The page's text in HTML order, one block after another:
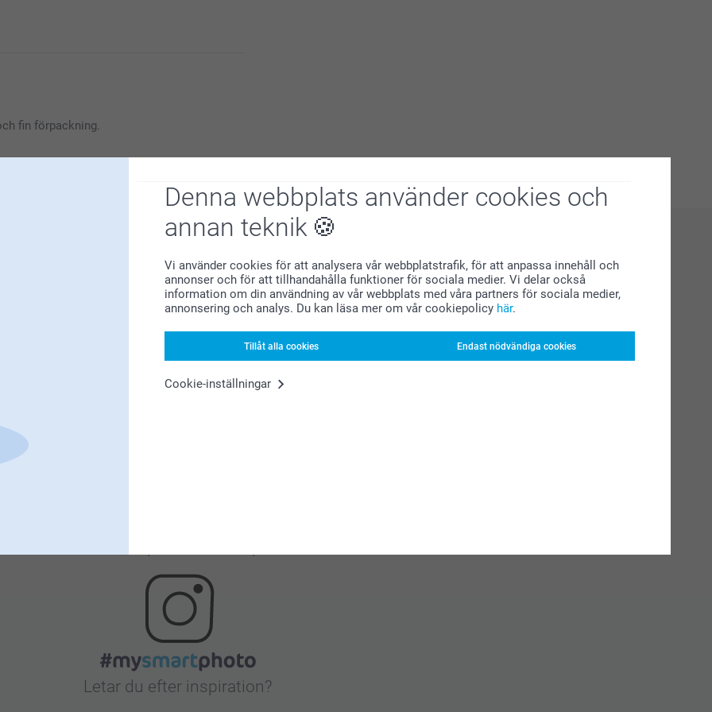
Denna webbplats använder cookies och
annan teknik
Vi använder cookies för att analysera vår webbplatstrafik, för att anpassa innehåll och
annonser och för att tillhandahålla funktioner för sociala medier. Vi delar också
information om din användning av vår webbplats med våra partners för sociala medier,
annonsering och analys. Du kan läsa mer om vår cookiepolicy här.
Tillåt alla cookies Endast nödvändiga cookies
Cookie-inställningar
I vardagen behöver vi små
fin förpackning.
smartphoto?
Letar du efter inspiration?